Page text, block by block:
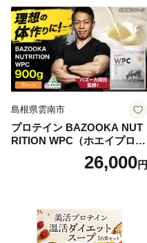
ち 本格おせち おせち予約 年
末 年始 お取り寄せ 新春 贅沢
おせち こだわりおせち 惣菜
老舗おせち ふるさと納税お
せち 御節 お節料理 正月 調理
不要 おせち料理2027
島根県雲南市
プロテイン BAZOOKA NUT
RITION WPC（ホエイプロテ
イン）＜プレーン＞ 900g｜
バズーカ岡田監修・植物由来
ロン [AIEN005]
26,000円